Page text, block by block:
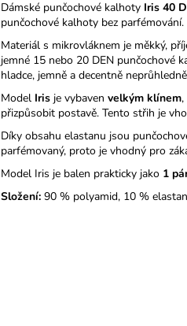
Dámské punčochové kalhoty Iris 40
punčochové kalhoty bez parfémování.
Materiál s mikrovláknem je měkký,
jemné 15 nebo 20 DEN punčochové
hladce, jemně a decentně
Model Iris je vybaven velkým klínem
přizpůsobit postavě. Tento střih je
Díky obsahu elastanu jsou
parfémovaný, proto je vhodný pro
Model Iris je balen prakticky jako 1
Složení: 90 % polyamid, 10 % elastan